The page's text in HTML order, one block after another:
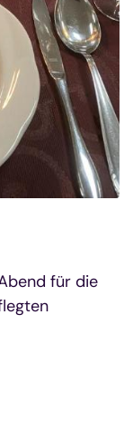
für die